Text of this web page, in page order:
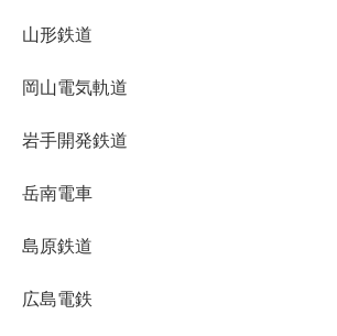
山形鉄道
岡山電気軌道
岩手開発鉄道
岳南電車
島原鉄道
広島電鉄